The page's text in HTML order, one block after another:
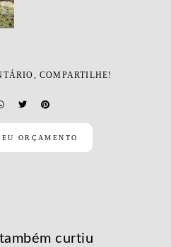
COMPARTILHE!
ORÇAMENTO
curtiu